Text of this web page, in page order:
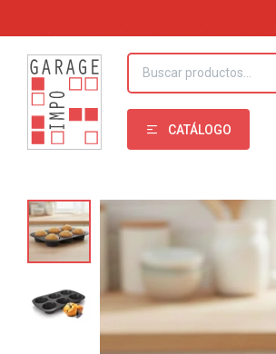
CATÁLOGO